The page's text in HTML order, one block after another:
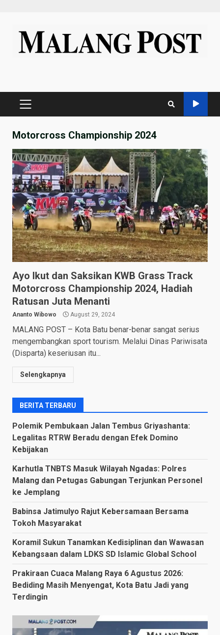
content
PRIMARY
Motorcross Championship 2024
Ayo Ikut dan Saksikan KWB Grass Track
Motorcross Championship 2024, Hadiah
Ratusan Juta Menanti
Ananto Wibowo August 29, 2024
MALANG POST – Kota Batu benar-benar sangat serius
mengembangkan sport tourism. Melalui Dinas Pariwisata
(Disparta) keseriusan itu...
Selengkapnya
BERITA TERBARU
Polemik Pembukaan Jalan Tembus Griyashanta:
Legalitas RTRW Beradu dengan Efek Domino
Kebijakan
Karhutla TNBTS Masuk Wilayah Ngadas: Polres
Malang dan Petugas Gabungan Terjunkan Personel
ke Jemplang
Babinsa Jatimulyo Rajut Kebersamaan Bersama
Tokoh Masyarakat
Koramil Sukun Tanamkan Kedisiplinan dan Wawasan
Kebangsaan dalam LDKS SD Islamic Global School
Prakiraan Cuaca Malang Raya 6 Agustus 2026:
Bediding Masih Menyengat, Kota Batu Jadi yang
Terdingin